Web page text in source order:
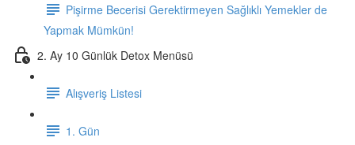
Pişirme Becerisi Gerektirmeyen Sağlıklı Yemekler de
Yapmak Mümkün!
2. Ay 10 Günlük Detox Menüsü
Alışveriş Listesi
1. Gün